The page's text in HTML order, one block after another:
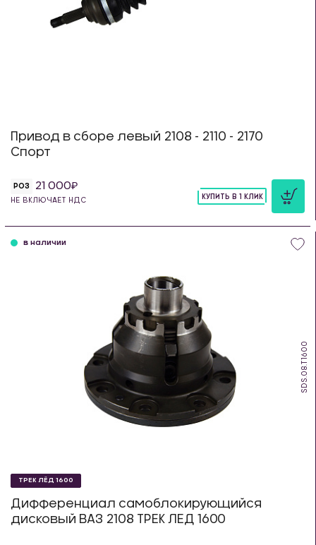
Привод в сборе левый 2108 - 2110 - 2170
Спорт
РОЗ 21 000
НЕ ВКЛЮЧАЕТ НДС
КУПИТЬ В 1 КЛИК
SDS.08.T1600
в наличии
ТРЕК ЛЁД 1600
Дифференциал самоблокирующийся
дисковый ВАЗ 2108 ТРЕК ЛЕД 1600